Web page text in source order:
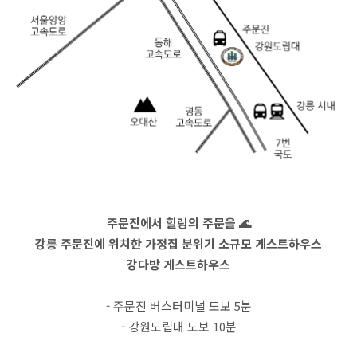
주문진에서 힐링의 주문을 🌊
강릉 주문진에 위치한 가정집 분위기 소규모 게스트하우스
강다방 게스트하우스
- 주문진 버스터미널 도보 5분
- 강원도립대 도보 10분